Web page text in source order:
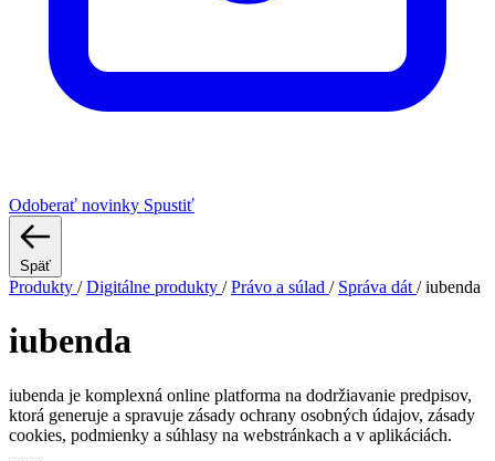
Odoberať novinky Spustiť
Späť
Produkty / Digitálne produkty / Právo a súlad / Správa dát / iubenda
iubenda
iubenda je komplexná online platforma na dodržiavanie predpisov,
ktorá generuje a spravuje zásady ochrany osobných údajov, zásady
cookies, podmienky a súhlasy na webstránkach a v aplikáciách.